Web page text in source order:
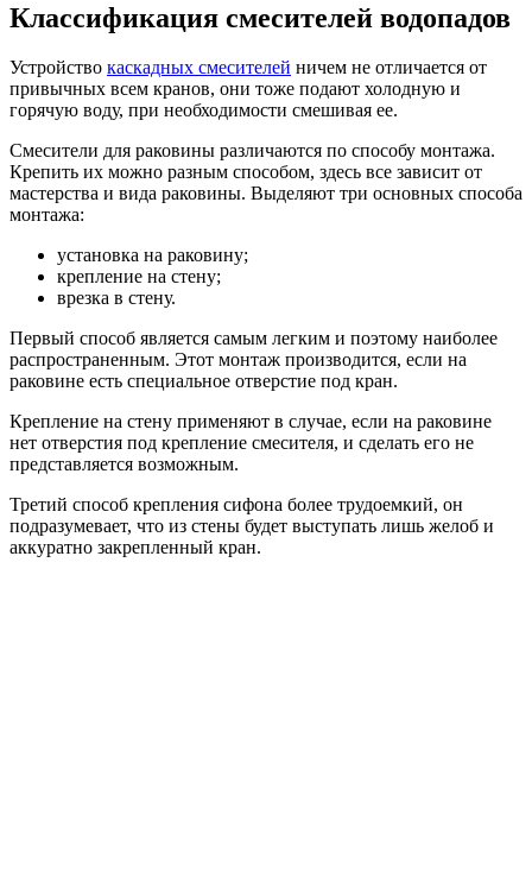
Классификация смесителей водопадов
Устройство каскадных смесителей ничем не отличается от
привычных всем кранов, они тоже подают холодную и
горячую воду, при необходимости смешивая ее.
Смесители для раковины различаются по способу монтажа.
Крепить их можно разным способом, здесь все зависит от
мастерства и вида раковины. Выделяют три основных способа
монтажа:
установка на раковину;
крепление на стену;
врезка в стену.
Первый способ является самым легким и поэтому наиболее
распространенным. Этот монтаж производится, если на
раковине есть специальное отверстие под кран.
Крепление на стену применяют в случае, если на раковине
нет отверстия под крепление смесителя, и сделать его не
представляется возможным.
Третий способ крепления сифона более трудоемкий, он
подразумевает, что из стены будет выступать лишь желоб и
аккуратно закрепленный кран.